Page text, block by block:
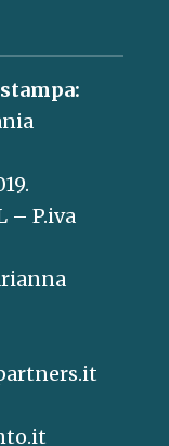
– P.iva